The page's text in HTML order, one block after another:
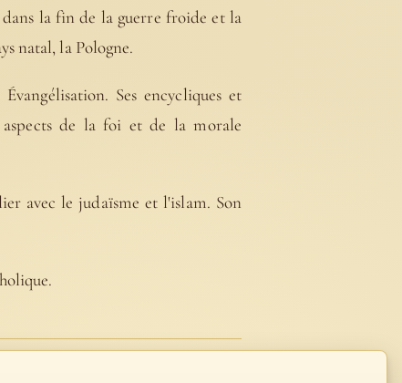
la fin de la guerre froide et la
natal, la Pologne.
Ses encycliques et
de la foi et de la morale
avec le judaïsme et l'islam. Son